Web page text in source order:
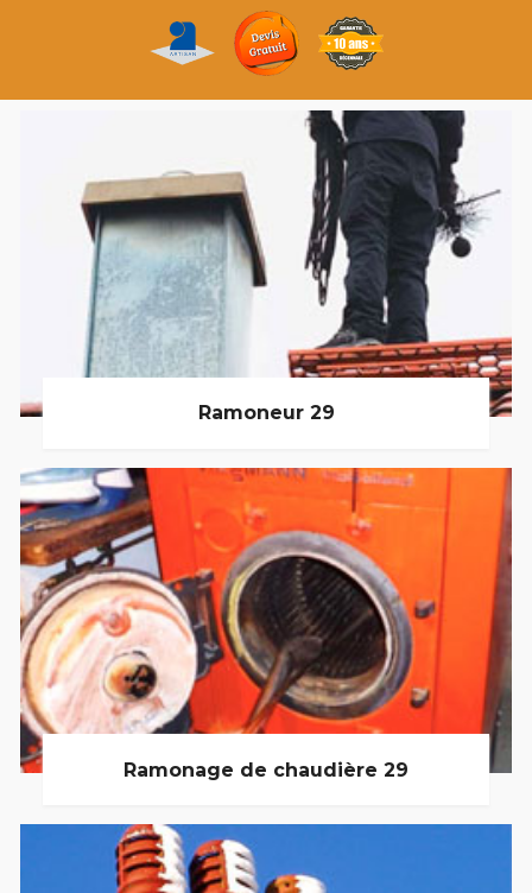
Ramoneur 29
Ramonage de chaudière 29